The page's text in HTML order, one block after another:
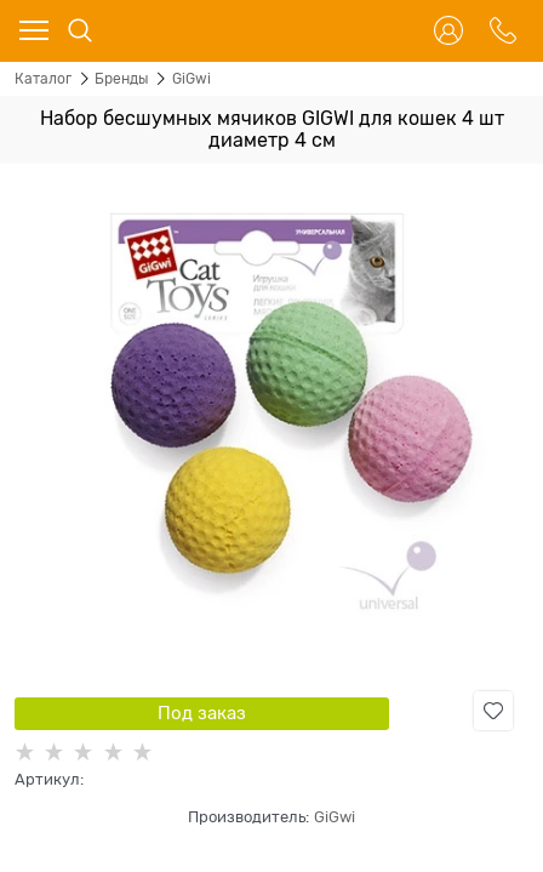
Каталог Бренды GiGwi
Набор бесшумных мячиков GIGWI для кошек 4 шт
диаметр 4 см
Под заказ
Артикул:
Производитель: GiGwi